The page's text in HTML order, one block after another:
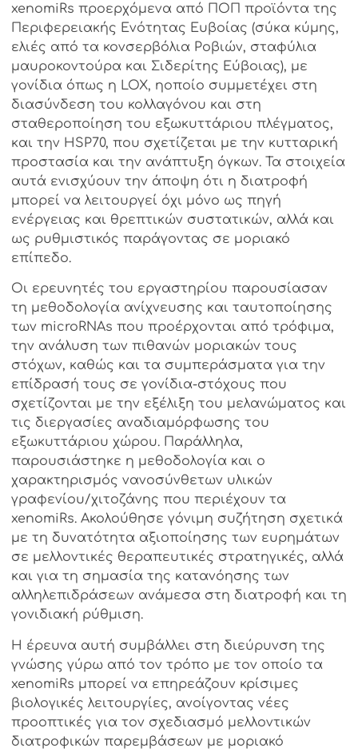
xenomiRs προερχόμενα από ΠΟΠ προϊόντα της
Περιφερειακής Ενότητας Ευβοίας (σύκα κύμης,
ελιές από τα κονσερβόλια Ροβιών, σταφύλια
μαυροκοντούρα και Σιδερίτης Εύβοιας), με
γονίδια όπως η LOX, ηοποίο συμμετέχει στη
διασύνδεση του κολλαγόνου και στη
σταθεροποίηση του εξωκυττάριου πλέγματος,
και την HSP70, που σχετίζεται με την κυτταρική
προστασία και την ανάπτυξη όγκων. Τα στοιχεία
αυτά ενισχύουν την άποψη ότι η διατροφή
μπορεί να λειτουργεί όχι μόνο ως πηγή
ενέργειας και θρεπτικών συστατικών, αλλά και
ως ρυθμιστικός παράγοντας σε μοριακό
επίπεδο.
Οι ερευνητές του εργαστηρίου παρουσίασαν
τη μεθοδολογία ανίχνευσης και ταυτοποίησης
των microRNAs που προέρχονται από τρόφιμα,
την ανάλυση των πιθανών μοριακών τους
στόχων, καθώς και τα συμπεράσματα για την
επίδρασή τους σε γονίδια-στόχους που
σχετίζονται με την εξέλιξη του μελανώματος και
τις διεργασίες αναδιαμόρφωσης του
εξωκυττάριου χώρου. Παράλληλα,
παρουσιάστηκε η μεθοδολογία και ο
χαρακτηρισμός νανοσύνθετων υλικών
γραφενίου/χιτοζάνης που περιέχουν τα
xenomiRs. Ακολούθησε γόνιμη συζήτηση σχετικά
με τη δυνατότητα αξιοποίησης των ευρημάτων
σε μελλοντικές θεραπευτικές στρατηγικές, αλλά
και για τη σημασία της κατανόησης των
αλληλεπιδράσεων ανάμεσα στη διατροφή και τη
γονιδιακή ρύθμιση.
Η έρευνα αυτή συμβάλλει στη διεύρυνση της
γνώσης γύρω από τον τρόπο με τον οποίο τα
xenomiRs μπορεί να επηρεάζουν κρίσιμες
βιολογικές λειτουργίες, ανοίγοντας νέες
προοπτικές για τον σχεδιασμό μελλοντικών
διατροφικών παρεμβάσεων με μοριακό